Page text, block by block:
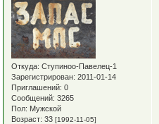
Откуда: Ступиноо-Павелец-1
Зарегистрирован: 2011-01-14
Приглашений: 0
Сообщений: 3265
Пол: Мужской
Возраст: 33[1992-11-05]